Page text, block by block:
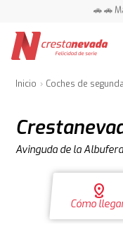
📍
📍
Inicio Coches de
Avinguda de la
distance
Cómo